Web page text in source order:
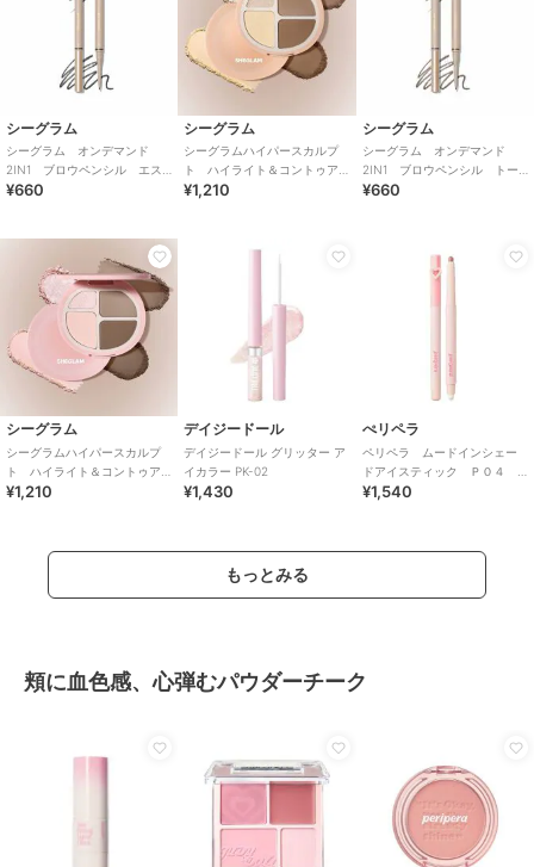
シーグラム
シーグラム オンデマンド
2IN1 ブロウペンシル エス
プレッソ（中国コスメ）
¥660
シーグラム
シーグラムハイパースカルプ
ト ハイライト＆コントゥア
パレット ウォーム
¥1,210
シーグラム
シーグラム オンデマンド
2IN1 ブロウペンシル トー
プ（中国コスメ）
¥660
シーグラム
シーグラムハイパースカルプ
ト ハイライト＆コントゥア
パレット クール
¥1,210
デイジードール
デイジードール グリッター ア
イカラー PK-02
¥1,430
ぺリペラ
ペリペラ ムードインシェー
ドアイスティック Ｐ０４
ＧＬＯＲＹ ＢＥＲＲＹ(韓国
¥1,540
もっとみる
頬に血色感、心弾むパウダーチーク